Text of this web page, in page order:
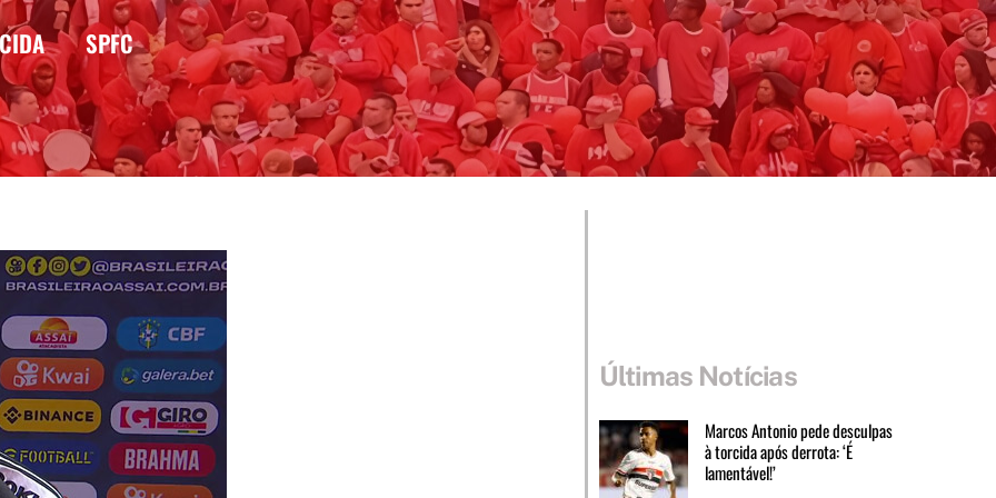
SPFC
Últimas Notícias
Marcos Antonio pede desculpas
à torcida após derrota: ‘É
lamentável!’